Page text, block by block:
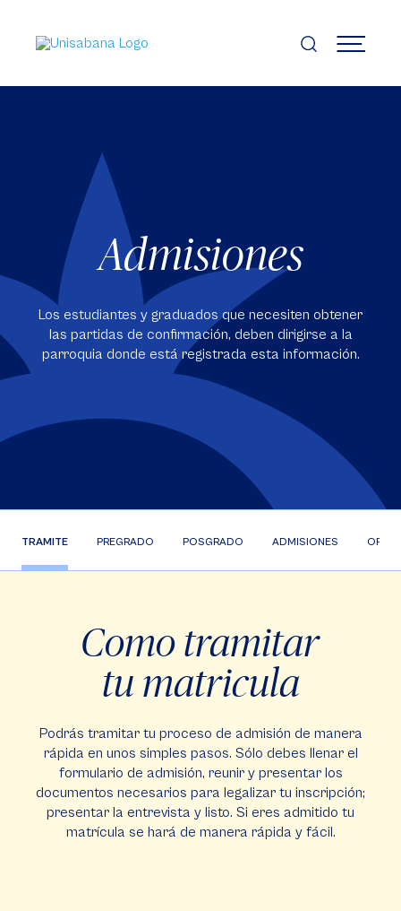
contenido
principal
MENÚ
Admisiones
Los estudiantes y graduados que necesiten obtener
las partidas de confirmación, deben dirigirse a la
parroquia donde está registrada esta información.
TRAMITE PREGRADO POSGRADO ADMISIONES OPEN
Como tramitar
tu matricula
Podrás tramitar tu proceso de admisión de manera
rápida en unos simples pasos. Sólo debes llenar el
formulario de admisión, reunir y presentar los
documentos necesarios para legalizar tu inscripción;
presentar la entrevista y listo. Si eres admitido tu
matrícula se hará de manera rápida y fácil.